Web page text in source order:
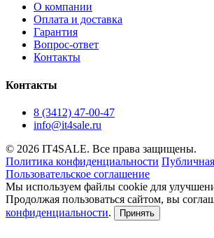
О компании
Оплата и доставка
Гарантия
Вопрос-ответ
Контакты
Контакты
8 (3412) 47-00-47
info@it4sale.ru
© 2026 IT4SALE. Все права защищены.
Политика конфиденциальности
Пользовательское соглашение
Мы используем файлы cookie для
Продолжая пользоваться сайтом, вы
конфиденциальности. Принять